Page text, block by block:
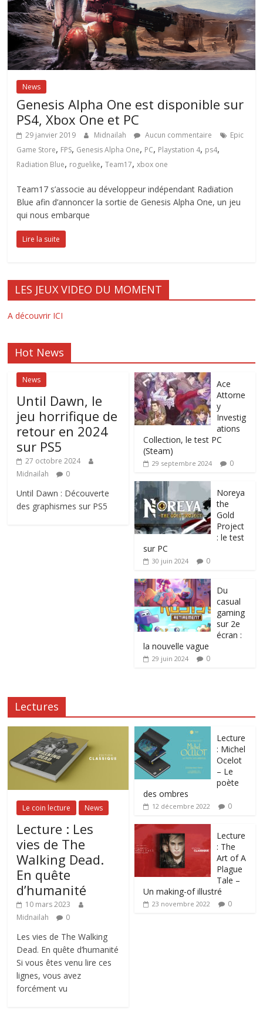
News
Genesis Alpha One est disponible sur
PS4, Xbox One et PC
29 janvier 2019 Midnailah Aucun commentaire
Epic
Game Store, FPS, Genesis Alpha One, PC, Playstation 4, ps4,
Radiation Blue, roguelike,Team17,xbox one
Team17 s’associe au développeur indépendant Radiation
Blue afin d’annoncer la sortie de Genesis Alpha One, un jeu
qui nous embarque
Lire la suite
LES JEUX VIDEO DU MOMENT
A découvrir ICI
Hot News
News
Until Dawn, le
jeu horrifique de
retour en 2024
sur PS5
27 octobre 2024
Midnailah
0
Until Dawn : Découverte
des graphismes sur PS5
Ace
Attorne
y
Investig
ations
Collection, le test PC
(Steam)
29 septembre 2024 0
Noreya
the
Gold
Project
: le test
sur PC
30 juin 2024 0
Du
casual
gaming
sur 2e
écran :
la nouvelle vague
29 juin 2024 0
Lectures
Le coin lecture News
Lecture : Les
vies de The
Walking Dead.
En quête
d’humanité
10 mars 2023
Midnailah
0
Les vies de The Walking
Dead. En quête d’humanité
Si vous êtes venu lire ces
lignes, vous avez
forcément vu
Lecture
: Michel
Ocelot
– Le
poète
des ombres
12 décembre 2022 0
Lecture
: The
Art of A
Plague
Tale –
Un making-of illustré
23 novembre 2022 0